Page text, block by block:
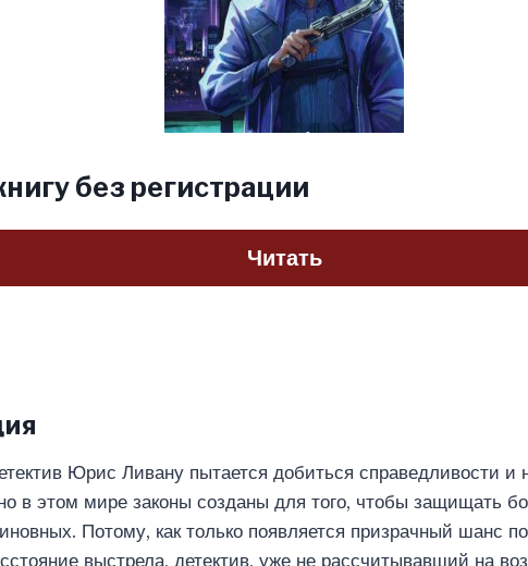
без регистрации
Читать
Юрис Ливану пытается добиться справедливости и
в этом мире законы созданы для того, чтобы защищать
Потому, как только появляется призрачный шанс
выстрела, детектив, уже не рассчитывавший на